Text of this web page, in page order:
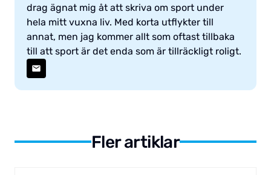
drag ägnat mig åt att skriva om sport under
hela mitt vuxna liv. Med korta utflykter till
annat, men jag kommer allt som oftast tillbaka
till att sport är det enda som är tillräckligt roligt.
Fler artiklar